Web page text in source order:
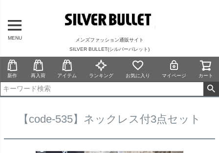
MENU
メンズファッション通販サイト
SILVER BULLET(シルバーバレット)
新作 再入荷 アイテム ランキング お気に入り マイページ カート
【code-535】ネックレス付3点セット